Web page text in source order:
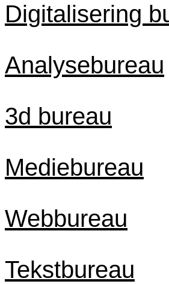
Digitalisering
Analysebureau
3d bureau
Mediebureau
Webbureau
Tekstbureau